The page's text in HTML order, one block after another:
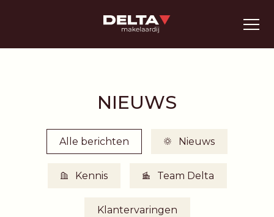
NIEUWS
Alle berichten Nieuws
Kennis Team Delta
Klantervaringen